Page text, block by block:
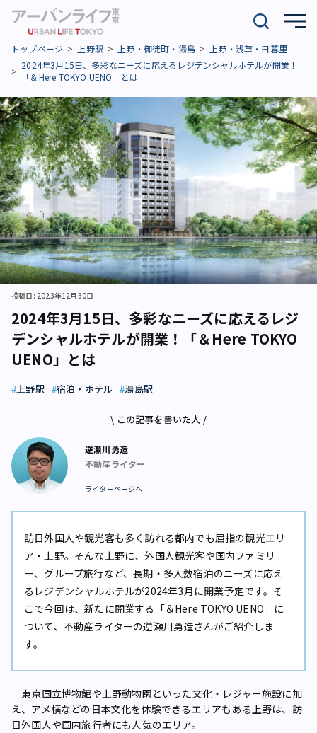
トップページ 上野駅 上野・御徒町・湯島
上野・浅草・日暮里
2024年3月15日、多彩なニーズに応えるレジデンシャルホテルが開業！
「＆Here TOKYO UENO」とは
2024年3月15日、多彩なニーズに応えるレジ
デンシャルホテルが開業！「＆Here TOKYO
UENO」とは
投稿日: 2023年12月30日
上野駅 宿泊・ホテル 湯島駅
\ この記事を書いた人 /
逆瀬川勇造
不動産ライター
ライターページへ
訪日外国人や観光客も多く訪れる都内でも屈指の観光エリ
ア・上野。そんな上野に、外国人観光客や国内ファミリ
ー、グループ旅行など、長期・多人数宿泊のニーズに応え
るレジデンシャルホテルが2024年3月に開業予定です。そ
こで今回は、新たに開業する「＆Here TOKYO UENO」に
ついて、不動産ライターの逆瀬川勇造さんがご紹介しま
す。
東京国立博物館や上野動物園といった文化・レジャー施設に加
え、アメ横などの日本文化を体験できるエリアもある上野は、訪
日外国人や国内旅行者にも人気のエリア。